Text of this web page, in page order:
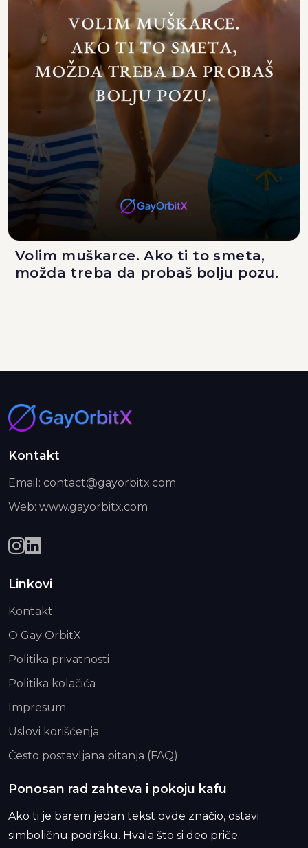
Volim muškarce. Ako ti to smeta,
možda treba da probaš bolju pozu.
Kontakt
Email: contact@gayorbitx.com
Web: www.gayorbitx.com
Linkovi
Kontakt
O Gay OrbitX
Politika privatnosti
Politika kolačića
Impresum
Uslovi korišćenja
Često postavljana pitanja (FAQ)
Ponosan rad zahteva i pokoju kafu
Ako ti je barem jedan tekst ovde značio, ostavi
simboličnu podršku. Hvala što si deo priče.